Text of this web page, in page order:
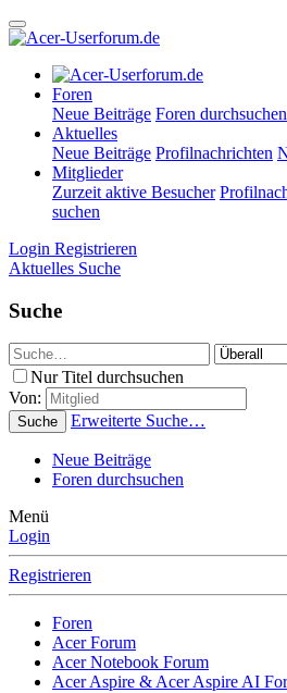
Foren
Neue Beiträge Foren durchsuchen
Aktuelles
Neue Beiträge Profilnachrichten
Mitglieder
Zurzeit aktive Besucher
suchen
Login Registrieren
Aktuelles Suche
Suche
Nur Titel durchsuchen
Von:
Suche Erweiterte Suche…
Neue Beiträge
Foren durchsuchen
Menü
Login
Registrieren
Foren
Acer Forum
Acer Notebook Forum
Acer Aspire & Acer Aspire AI